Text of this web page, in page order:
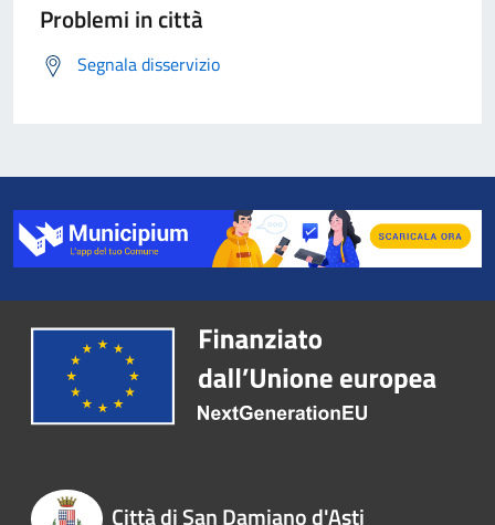
Problemi in città
Segnala disservizio
Città di San Damiano d'Asti